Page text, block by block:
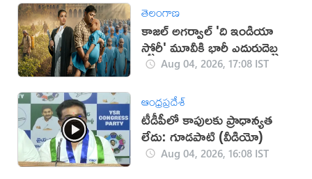
తెలంగాణ
కాజల్ అగర్వాల్ 'ది ఇండియా
స్టోరీ' మూవీకి భారీ ఎదురుదెబ్బ
Aug 04, 2026, 17:08 IST
ఆంధ్రప్రదేశ్
టీడీపీలో కాపులకు ప్రాధాన్యత
లేదు: గూడపాటి (వీడియో)
Aug 04, 2026, 16:08 IST